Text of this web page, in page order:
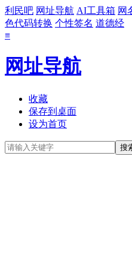
利民吧 网址导航 AI工具箱 网
色代码转换 个性签名 道德经
≡
网址导航
收藏
保存到桌面
设为首页